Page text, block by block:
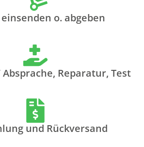
einsenden o. abgeben
Absprache, Reparatur, Test
und Rückversand